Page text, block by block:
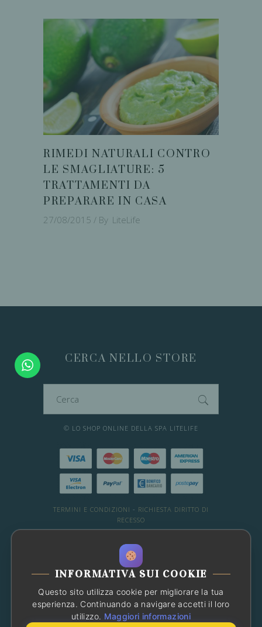
RIMEDI NATURALI CONTRO
LE SMAGLIATURE: 5
TRATTAMENTI DA
PREPARARE IN CASA
27/08/2015 By LiteLife
CERCA NELLO STORE
© LO SHOP ONLINE DELLA SPA LITELIFE
TERMINI E CONDIZIONI - RICHIESTA DIRITTO DI
RECESSO
WHATSAPP: 081 66 49 29
OPPURE CONSULTA LE FAQ
Chat con noi
ChatbotCiao! Sono l'assistente che
risponderà alle tue domande
sull'attività. Come posso aiutarti?
INFORMATIVA SUI COOKIE
Questo sito utilizza cookie per migliorare la tua
esperienza. Continuando a navigare accetti il loro
utilizzo. Maggiori informazioni